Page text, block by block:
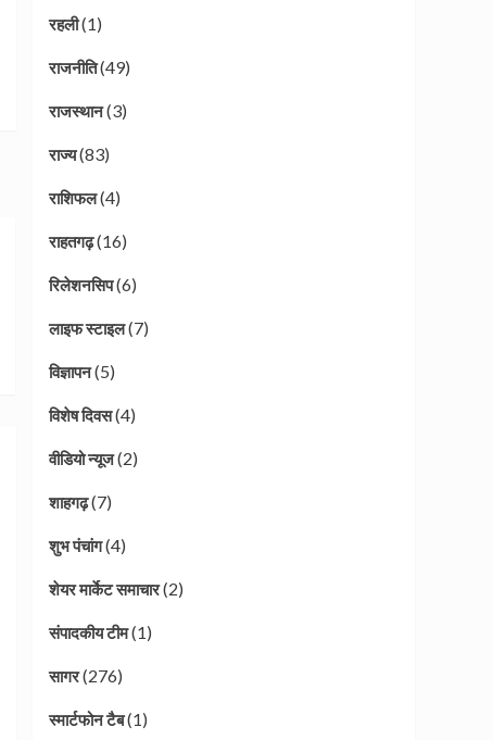
रहली(1)
राजनीति(49)
राजस्थान(3)
राज्य(83)
राशिफल(4)
राहतगढ़(16)
रिलेशनसिप(6)
लाइफ स्टाइल(7)
विज्ञापन(5)
विशेष दिवस(4)
वीडियो न्यूज(2)
शाहगढ़(7)
शुभ पंचांग(4)
शेयर मार्केट समाचार(2)
संपादकीय टीम(1)
सागर(276)
स्मार्टफोन टैब(1)